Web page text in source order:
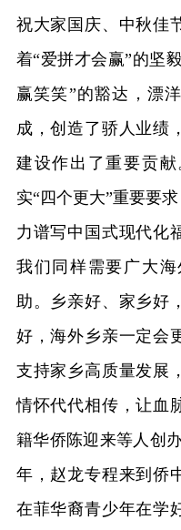
祝大家国庆、中秋佳
着“爱拼才会赢”的坚
赢笑笑”的豁达，漂
成，创造了骄人业绩
建设作出了重要贡
实“四个更大”重要要
力谱写中国式现代化
我们同样需要广大
助。乡亲好、家乡好
好，海外乡亲一定会
支持家乡高质量发展
情怀代代相传，让血
籍华侨陈迎来等人创
年，赵龙专程来到侨
在菲华裔青少年在学